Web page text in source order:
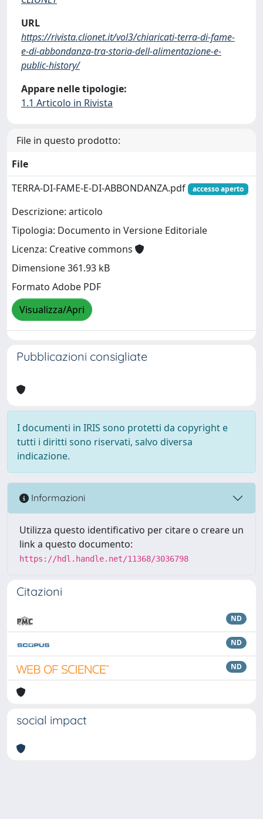
URL
https://rivista.clionet.it/vol3/chiaricati-terra-di-fame-
e-di-abbondanza-tra-storia-dell-alimentazione-e-
public-history/
Appare nelle tipologie:
1.1 Articolo in Rivista
File in questo prodotto:
File
TERRA-DI-FAME-E-DI-ABBONDANZA.pdf
accesso aperto
Descrizione: articolo
Tipologia: Documento in Versione Editoriale
Licenza: Creative commons
Dimensione 361.93 kB
Formato Adobe PDF
Visualizza/Apri
Pubblicazioni consigliate
I documenti in IRIS sono protetti da copyright e
tutti i diritti sono riservati, salvo diversa
indicazione.
Informazioni
Utilizza questo identificativo per citare o creare un
link a questo documento:
https://hdl.handle.net/11368/3036798
Citazioni
ND
ND
ND
social impact